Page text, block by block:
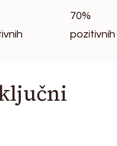
70%
pozitivnih